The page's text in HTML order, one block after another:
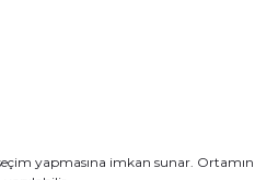
yapmasına imkan sunar.